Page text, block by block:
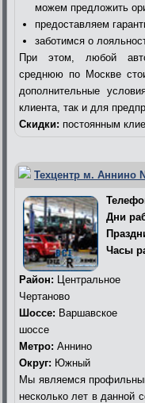
можем предложить
предоставляем
заботимся о
При этом, любой
среднюю по Москве
дополнительные
клиента, так и для
Скидки: постоянным
Техцентр м. Аннино
Дни
Часы
Район: Центральное
Чертаново
Шоссе: Варшавское
шоссе
Метро: Аннино
Округ: Южный
Мы являемся
несколько лет в данной